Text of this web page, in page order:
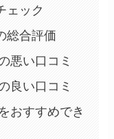
ェック
総合評価
悪い口コミ
良い口コミ
おすすめでき